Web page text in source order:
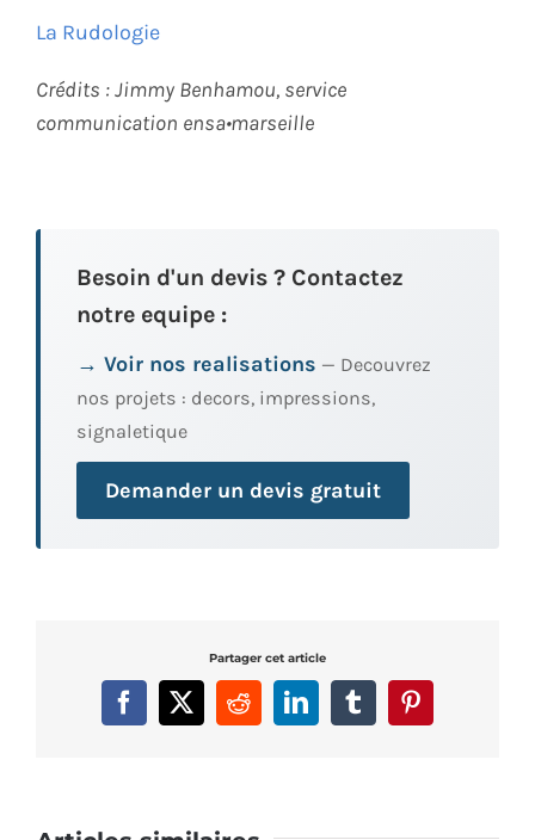
La Rudologie
Crédits :Jimmy Benhamou, service
communication ensa•marseille
Besoin d'un devis ? Contactez
notre equipe :
→ Voir nos realisations — Decouvrez
nos projets : decors, impressions,
signaletique
Demander un devis gratuit
Partager cet article
Facebook
X RedditLinkedInTumblrPinterest